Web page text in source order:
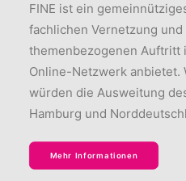
FINE ist ein
fachlichen Vernetzung
themenbezogenen Auftritt
Online-Netzwerk anbietet.
würden die Ausweitung
Hamburg und
Mehr Informationen